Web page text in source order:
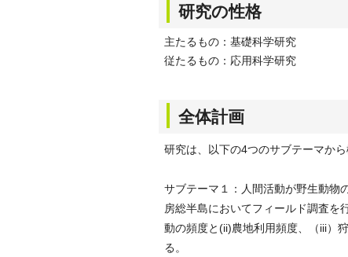
研究の性格
主たるもの：基礎科学研究
従たるもの：応用科学研究
全体計画
研究は、以下の4つのサブテーマから
サブテーマ１：人間活動が野生動物
房総半島においてフィールド調査を
動の頻度と(ii)農地利用頻度、（iii）
る。